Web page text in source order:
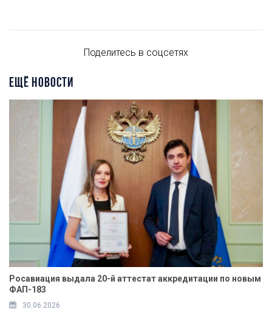
Поделитесь в соцсетях
ЕЩЁ НОВОСТИ
Росавиация выдала 20-й аттестат аккредитации по новым
ФАП-183
30.06.2026